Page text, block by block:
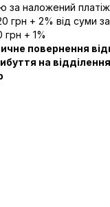
за наложений
грн + 2% від суми
+ 1%
повернення
на